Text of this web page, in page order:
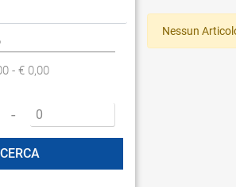
- € 0,00
- Prezzo massimo
Nessun